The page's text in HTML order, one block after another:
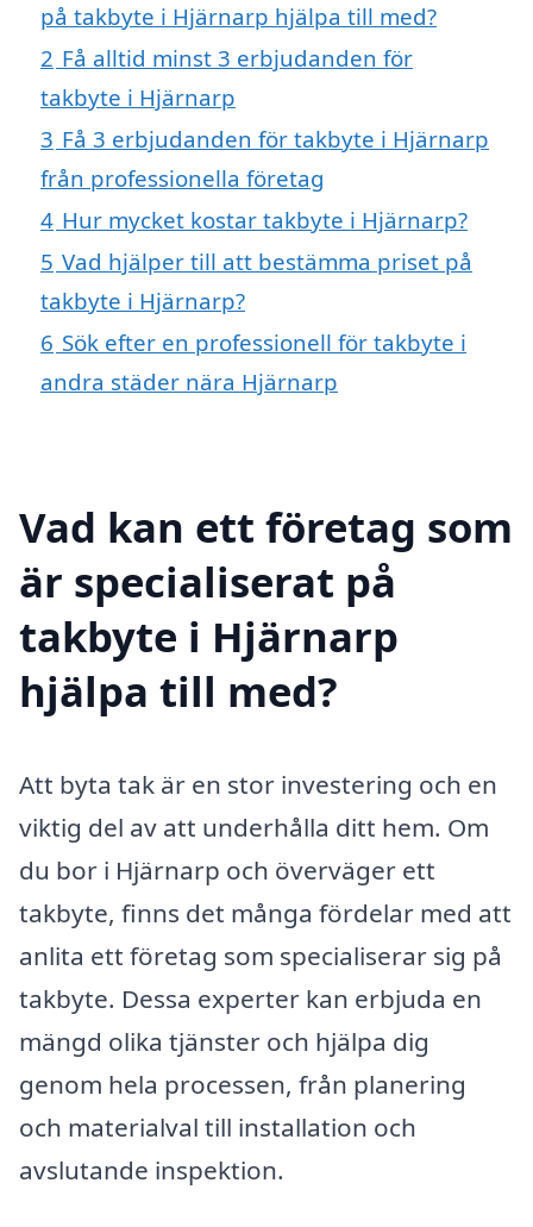
på takbyte i Hjärnarp hjälpa till med?
2 Få alltid minst 3 erbjudanden för
takbyte i Hjärnarp
3 Få 3 erbjudanden för takbyte i Hjärnarp
från professionella företag
4 Hur mycket kostar takbyte i Hjärnarp?
5 Vad hjälper till att bestämma priset på
takbyte i Hjärnarp?
6 Sök efter en professionell för takbyte i
andra städer nära Hjärnarp
Vad kan ett företag som
är specialiserat på
takbyte i Hjärnarp
hjälpa till med?
Att byta tak är en stor investering och en
viktig del av att underhålla ditt hem. Om
du bor i Hjärnarp och överväger ett
takbyte, finns det många fördelar med att
anlita ett företag som specialiserar sig på
takbyte. Dessa experter kan erbjuda en
mängd olika tjänster och hjälpa dig
genom hela processen, från planering
och materialval till installation och
avslutande inspektion.